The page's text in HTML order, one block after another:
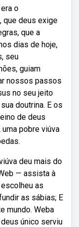
o
que deus exige
que a
dias de hoje,
seu
guiam
nossos passos
no seu jeito
doutrina. E os
de deus
pobre viúva
deu mais do
— assista à
as
as sábias; E
mundo. Weba
único serviu